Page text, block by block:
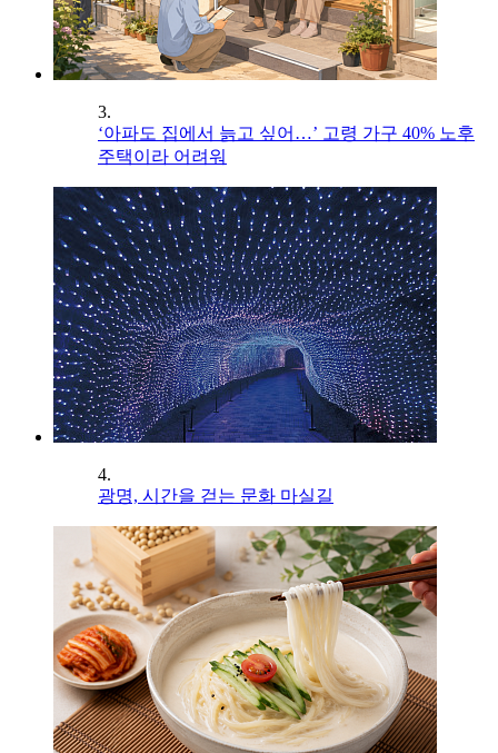
3.
‘아파도 집에서 늙고 싶어…’ 고령 가구 40% 노후
주택이라 어려워
4.
광명, 시간을 걷는 문화 마실길